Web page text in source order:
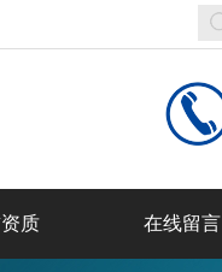
质 在线留言